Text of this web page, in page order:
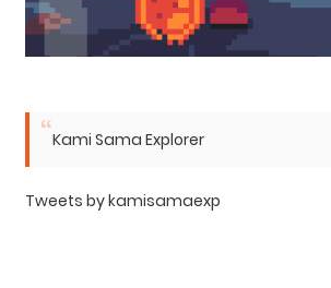
Kami Sama Explorer
Tweets by kamisamaexp